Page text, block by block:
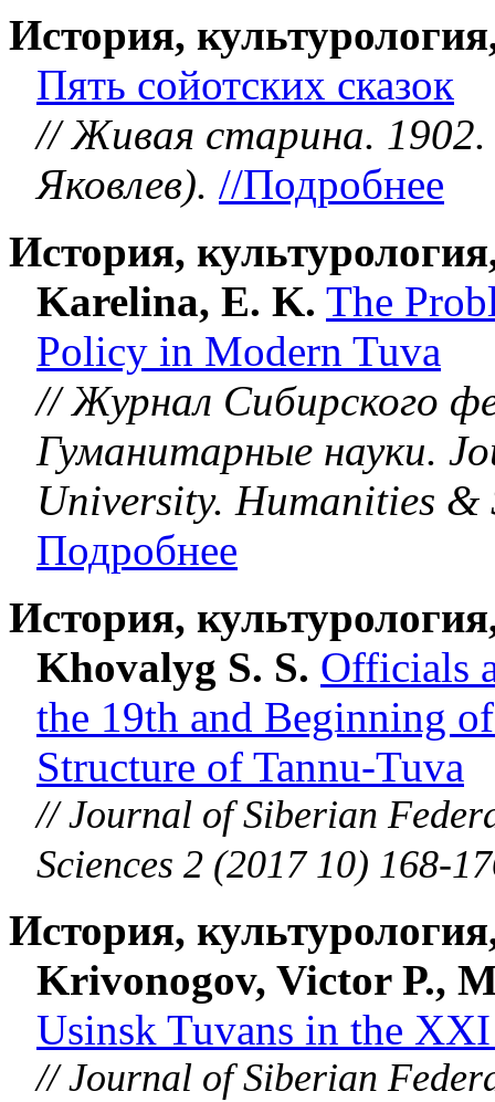
История,
Пять сойотских сказок
// Живая старина.
Яковлев). //Подробнее
История,
Karelina, E. K. The
Policy in Modern Tuva
// Журнал Сибирского
Гуманитарные науки.
University. Humanities &
Подробнее
История,
Khovalyg S. S. Officials
the 19th and Beginning
Structure of Tannu-Tuva
// Journal of Siberian
Sciences 2 (2017 10) 168-
История,
Krivonogov, Victor P.,
Usinsk Tuvans in the
// Journal of Siberian